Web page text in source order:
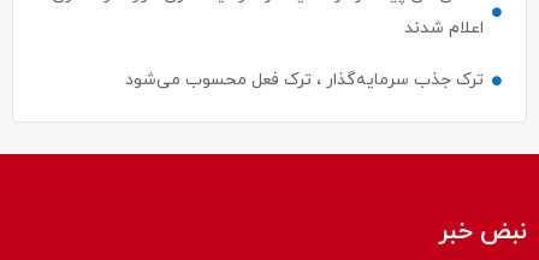
اعلام شدند
ترک جذب سرمایه‌گذار ، ترک فعل محسوب می‌شود
نبض خبر